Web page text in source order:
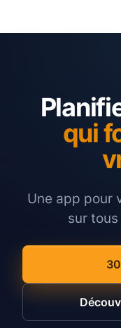
qui
Une app pour
sur